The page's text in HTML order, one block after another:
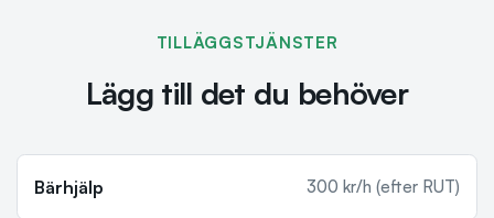
TILLÄGGSTJÄNSTER
Lägg till det du behöver
Bärhjälp 300 kr/h (efter RUT)